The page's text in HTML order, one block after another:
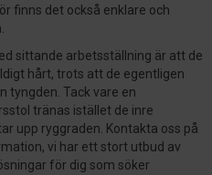
finns det också enklare och
sittande arbetsställning är att de
hårt, trots att de egentligen
tyngden. Tack vare en
tränas istället de inre
upp ryggraden. Kontakta oss på
vi har ett stort utbud av
för dig som söker